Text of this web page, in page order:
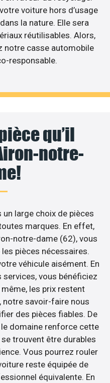
voiture hors d’usage
la nature. Elle sera
réutilisables. Alors,
notre casse automobile
responsable.
qu’il
notre-
large choix de pièces
marques. En effet,
notre-dame (62), vous
pièces nécessaires.
véhicule aisément. En
vous bénéficiez
les prix restent
notre savoir-faire nous
des pièces fiables. De
domaine renforce cette
trouvent être durables
Vous pourrez rouler
reste équipée de
équivalente. En